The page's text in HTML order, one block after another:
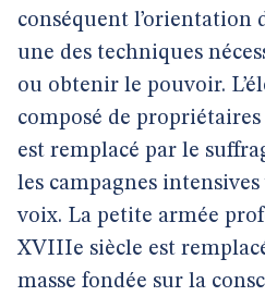
conséquent l’orientation
une des techniques
ou obtenir le pouvoir.
composé de
est remplacé par le
les campagnes intensives
voix. La petite armée
XVIIIe siècle est
masse fondée sur la